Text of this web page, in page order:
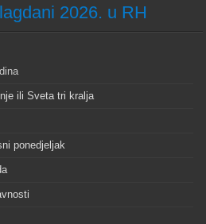
2026. u RH
ili Sveta tri kralja
ponedjeljak